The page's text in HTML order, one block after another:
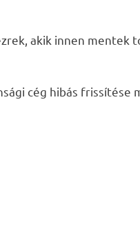
akik innen mentek
cég hibás